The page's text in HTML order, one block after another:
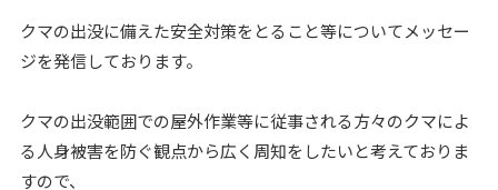
クマの出没に備えた安全対策をとること等についてメッセー
ジを発信しております。
クマの出没範囲での屋外作業等に従事される方々のクマによ
る人身被害を防ぐ観点から広く周知をしたいと考えておりま
すので、